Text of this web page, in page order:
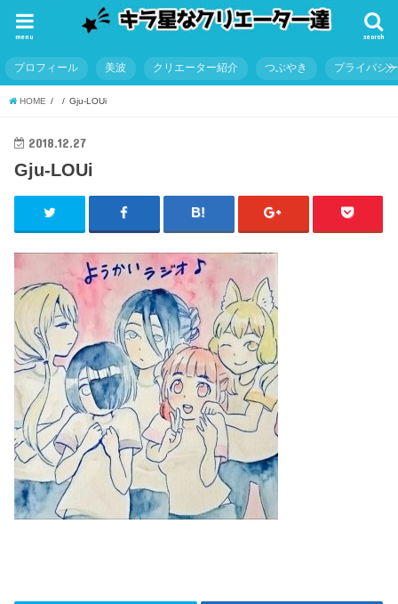
search
menu
プロフィール 美波 クリエーター紹介 つぶやき プライバシ
HOME Gju-LOUi
2018.12.27
Gju-LOUi